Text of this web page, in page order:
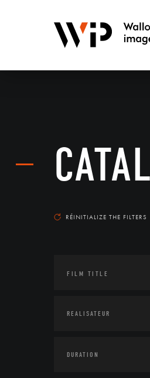
RÉINITIALIZE THE FILTERS